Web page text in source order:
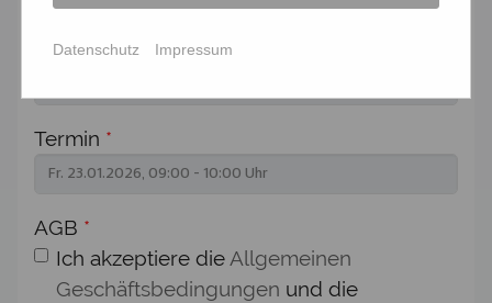
Kursort*
Termin *
AGB *
Ich akzeptiere die Allgemeinen
Geschäftsbedingungen und die
Datenschutz Impressum